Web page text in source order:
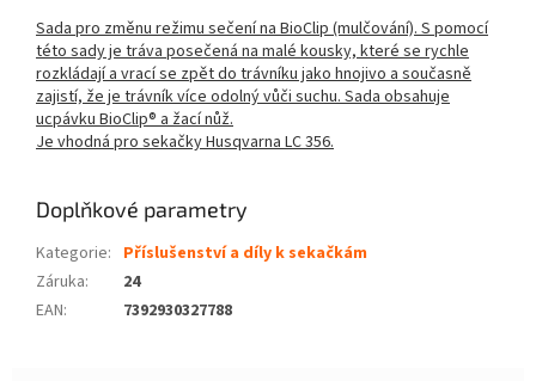
Sada pro změnu režimu sečení na BioClip (mulčování). S pomocí
této sady je tráva posečená na malé kousky, které se rychle
rozkládají a vrací se zpět do trávníku jako hnojivo a současně
zajistí, že je trávník více odolný vůči suchu. Sada obsahuje
ucpávku BioClip® a žací nůž.
Je vhodná pro sekačky Husqvarna LC 356.
Doplňkové parametry
Kategorie: Příslušenství a díly k sekačkám
Záruka:
24
EAN: 7392930327788